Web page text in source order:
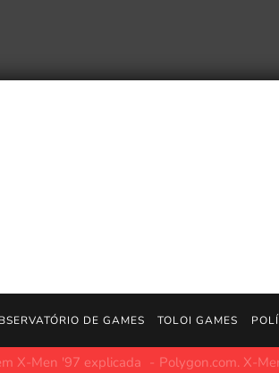
DE GAMES TOLOI GAMES
aberto ao uso de IA para contribuir com